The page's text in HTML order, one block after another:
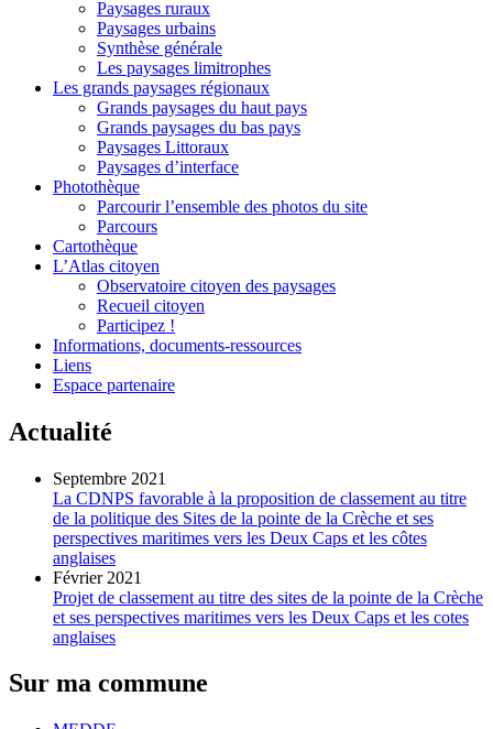
Paysages ruraux
Paysages urbains
Synthèse générale
Les paysages limitrophes
Les grands paysages régionaux
Grands paysages du haut pays
Grands paysages du bas pays
Paysages Littoraux
Paysages d’interface
Photothèque
Parcourir l’ensemble des photos du site
Parcours
Cartothèque
L’Atlas citoyen
Observatoire citoyen des paysages
Recueil citoyen
Participez !
Informations, documents-ressources
Liens
Espace partenaire
Actualité
Septembre 2021
La CDNPS favorable à la proposition de classement au titre
de la politique des Sites de la pointe de la Crèche et ses
perspectives maritimes vers les Deux Caps et les côtes
anglaises
Février 2021
Projet de classement au titre des sites de la pointe de la Crèche
et ses perspectives maritimes vers les Deux Caps et les cotes
anglaises
Sur ma commune